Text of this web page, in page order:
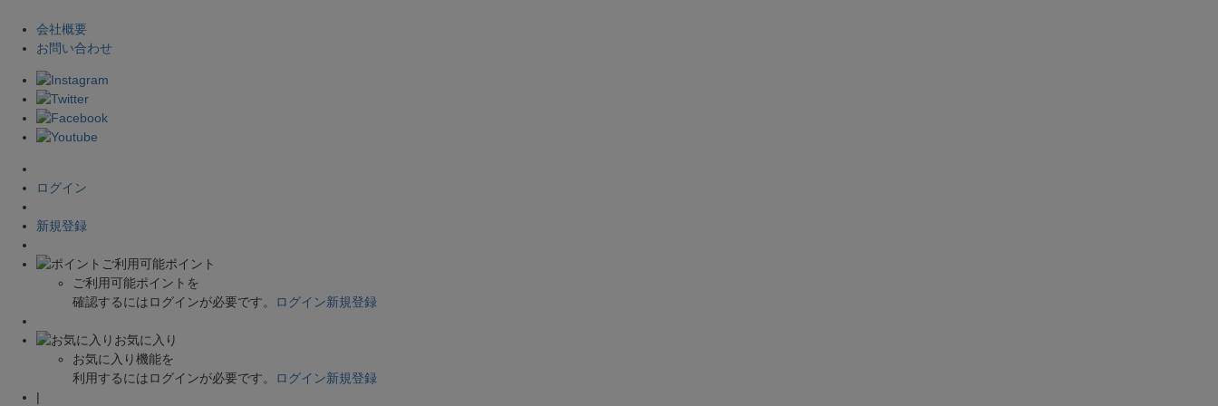
会社概要
お問い合わせ
ログイン
新規登録
ご利用可能ポイント
ご利用可能ポイントを
確認するにはログインが必要です。
ログイン新規登録
お気に入り
お気に入り機能を
利用するにはログインが必要です。
ログイン新規登録
|